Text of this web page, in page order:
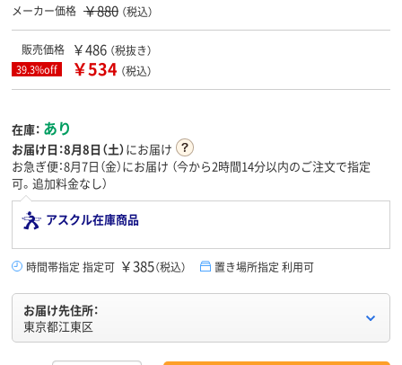
メーカー価格 ￥880 （税込）
販売価格 ￥486 （税抜き）
39.3%off ￥534 （税込）
在庫： あり
お届け日：8月8日（土）にお届け
お急ぎ便：8月7日（金）にお届け （今から2時間14分以内のご注文で指定
可。追加料金なし）
アスクル在庫商品
時間帯指定 指定可 ￥385（税込） 置き場所指定 利用可
お届け先住所：
東京都江東区